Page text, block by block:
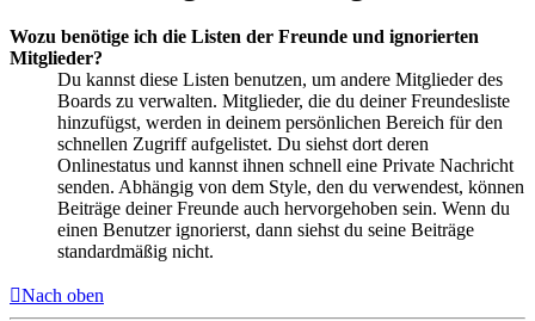
Wozu benötige ich die Listen der Freunde und ignorierten
Mitglieder?
Du kannst diese Listen benutzen, um andere Mitglieder des
Boards zu verwalten. Mitglieder, die du deiner Freundesliste
hinzufügst, werden in deinem persönlichen Bereich für den
schnellen Zugriff aufgelistet. Du siehst dort deren
Onlinestatus und kannst ihnen schnell eine Private Nachricht
senden. Abhängig von dem Style, den du verwendest, können
Beiträge deiner Freunde auch hervorgehoben sein. Wenn du
einen Benutzer ignorierst, dann siehst du seine Beiträge
standardmäßig nicht.
Nach oben